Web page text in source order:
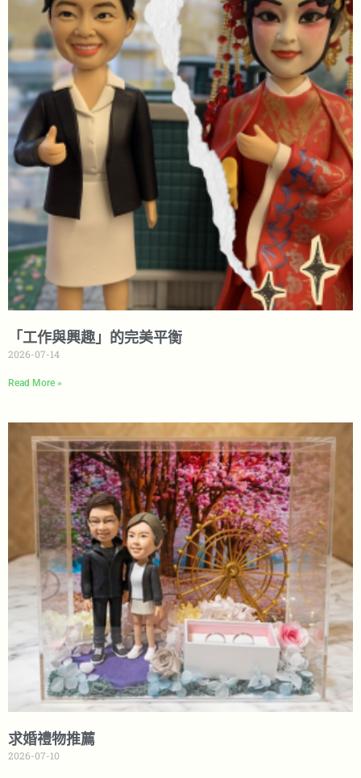
「工作與興趣」的完美平衡
2026-07-14
Read More »
求婚禮物推薦
2026-07-10